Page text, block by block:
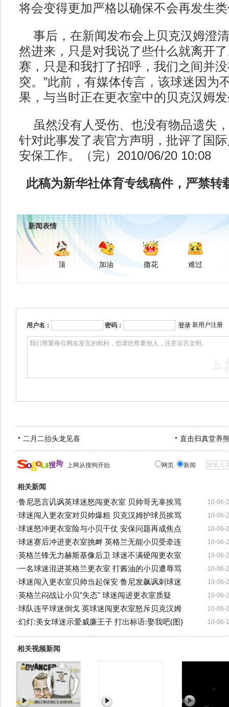
将会变得更加严格以确保不会再发生类
事后，在新闻发布会上贝克汉姆澄
然进来，只是对我说了些什么就离开
赛，只是和我打了招呼，我们之间并
突。”此前，有媒体传言，该球迷因为
果，与当时正在更衣室中的贝克汉姆
虽然没有人受伤、也没有物品遗失
针对此事发了表官方声明，批评了国
安保工作。（完）2010/06/20 10:08
此稿为新华社体育专线稿件，严禁转
新闻表情
顶 加油 撒花 难过
用户名： 密码： 新用户注册
二月二抬头龙见喜 直击归真堂养
上网从搜狗开始 网页 新闻
相关新闻
10-06-
·鲁尼恶言讥讽英球迷怒闯更衣室 贝帅哥无辜挨骂
10-06-
·球迷闯入更衣室对贝帅爆粗 贝克汉姆护球员挨骂
10-06-
·球迷怒冲更衣室险与小贝干仗 安保问题再成焦点
10-06-
·球迷赛后冲进更衣室挑衅 英格兰无能小贝受牵连
10-06-
·英格兰锋无力赫斯基像后卫 球迷不满硬闯更衣室
10-06-
·一名球迷混进英格兰更衣室 打酱油的小贝遭辱骂
10-06-
·球迷闯入更衣室贝帅当起保安 鲁尼发飙讽刺球迷
10-06-
·英格兰闷战让小贝"失态" 球迷闯进更衣室质疑
10-06-
·球队连平球迷倒戈 英球迷闯更衣室怒斥贝克汉姆
10-06-
·幻灯:美女球迷示爱威廉王子 打出标语:娶我吧(图)
相关视频新闻